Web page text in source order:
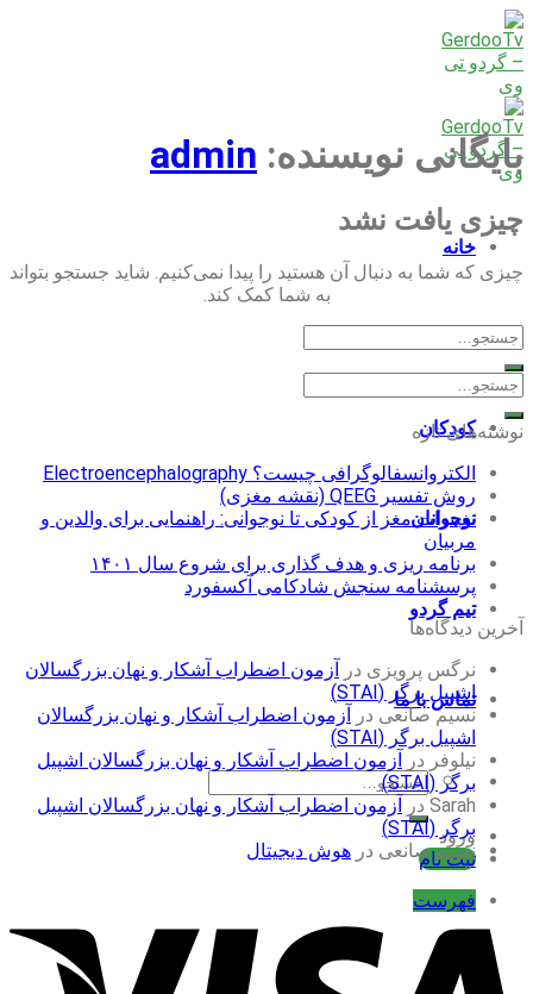
Skip
to
content
خانه
بزرگسالان
کودکان
نوجوانان
تیم گردو
تماس با ما
جستجو
برای:
ورود
ثبت نام
فهرست
بایگانی نویسنده: admin
چیزی یافت نشد
چیزی که شما به دنبال آن هستید را پیدا نمی‌کنیم. شاید جستجو بتواند
به شما کمک کند.
نوشته‌های تازه
الکتروانسفالوگرافی چیست؟ Electroencephalography
روش تفسیر QEEG (نقشه مغزی)
تغییرات مغز از کودکی تا نوجوانی: راهنمایی برای والدین و
مربیان
برنامه ریزی و هدف گذاری برای شروع سال ۱۴۰۱
پرسشنامه سنجش شادکامی آکسفورد
آخرین دیدگاه‌ها
نرگس پرویزی در آزمون اضطراب آشکار و نهان بزرگسالان
اشپیل برگر (STAI)
نسیم صانعی در آزمون اضطراب آشکار و نهان بزرگسالان
اشپیل برگر (STAI)
نیلوفر در آزمون اضطراب آشکار و نهان بزرگسالان اشپیل
برگر (STAI)
Sarah در آزمون اضطراب آشکار و نهان بزرگسالان اشپیل
برگر (STAI)
نسیم صانعی در هوش دیجیتال